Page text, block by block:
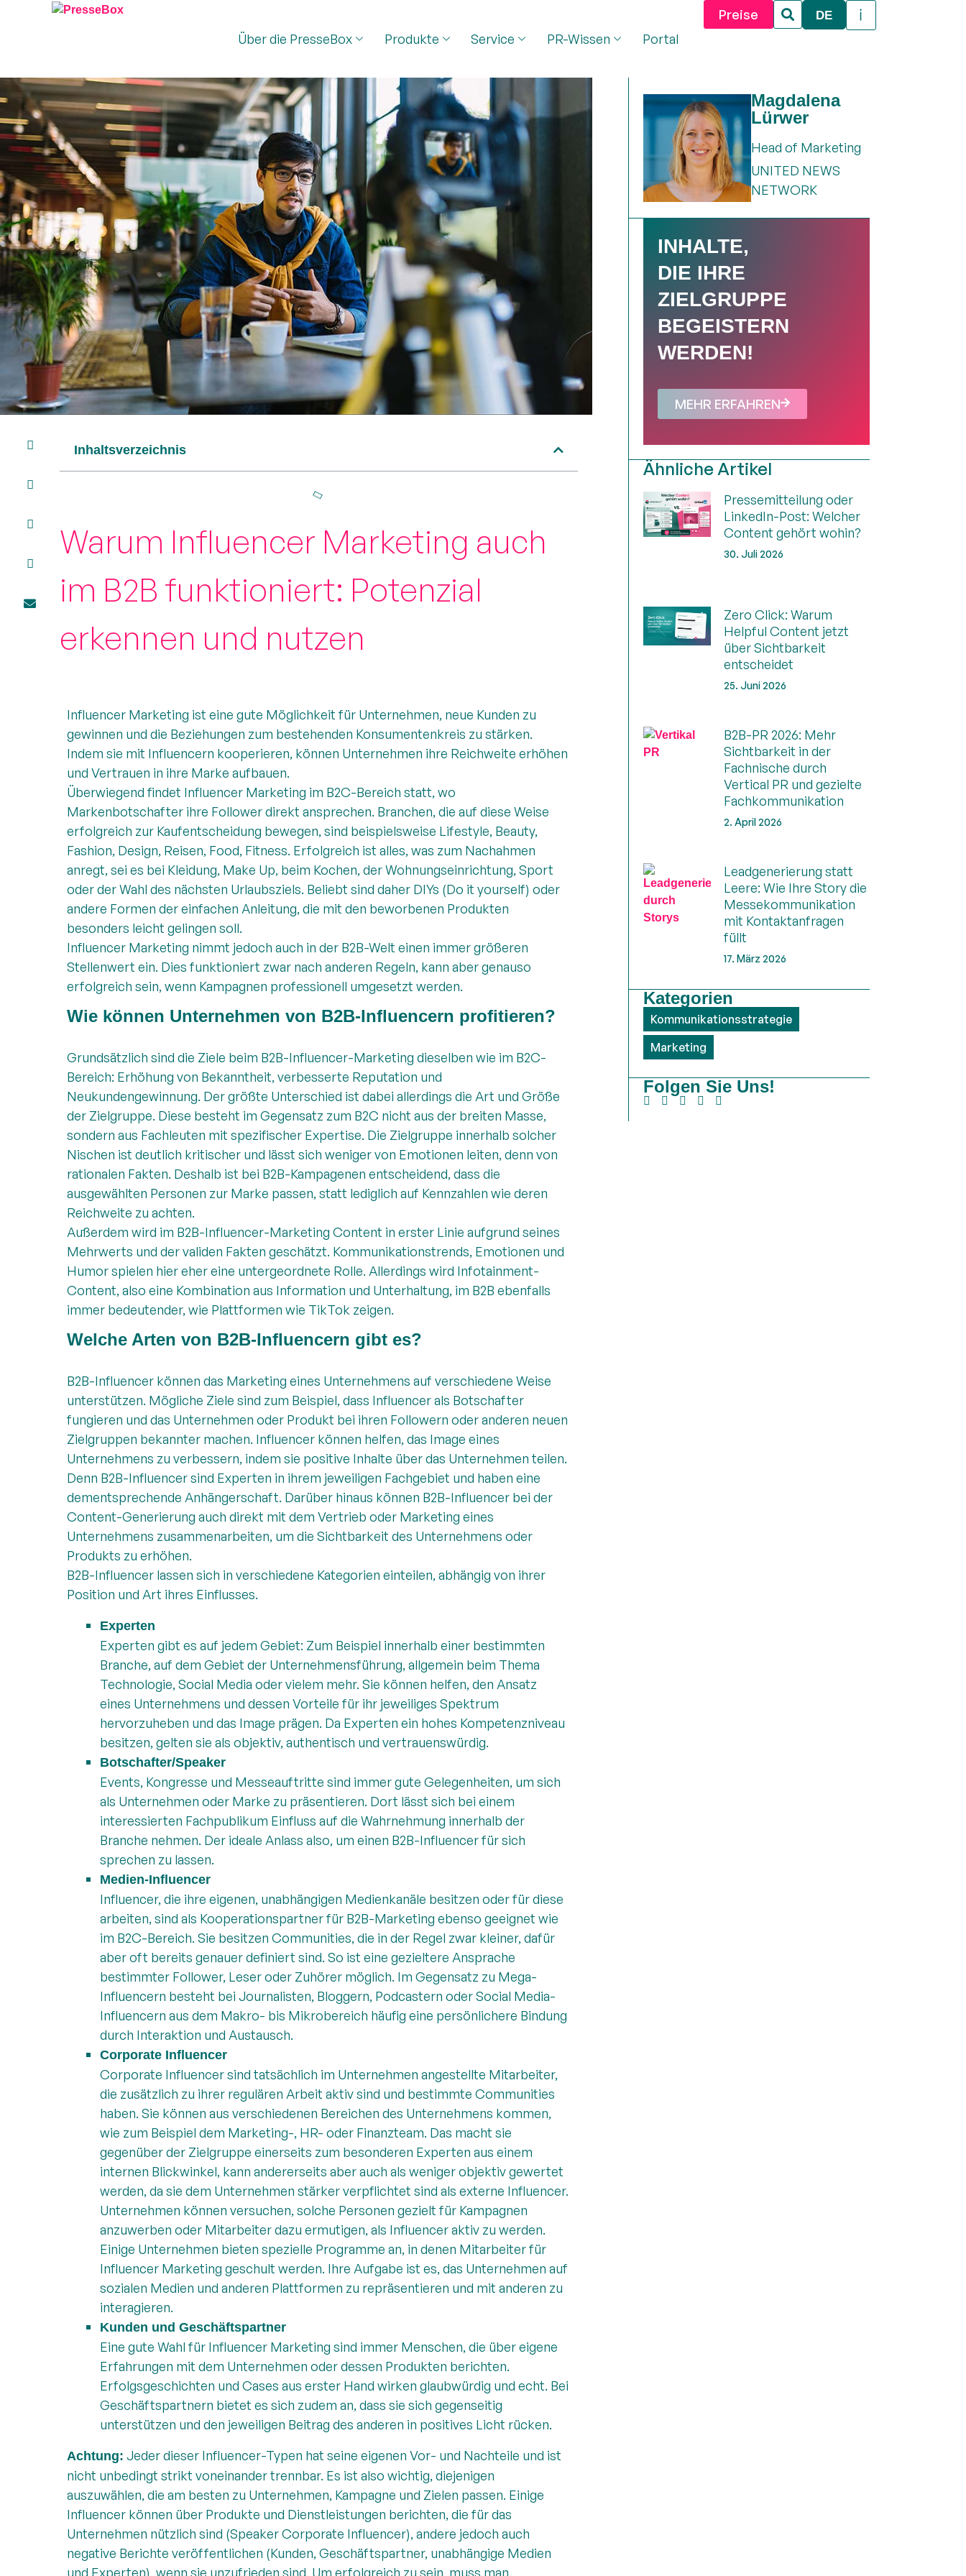
Über die PresseBox Produkte Service PR-Wissen Portal
Preise DE
Inhaltsverzeichnis
Warum Influencer Marketing auch
im B2B funktioniert: Potenzial
erkennen und nutzen
Influencer Marketing ist eine gute Möglichkeit für Unternehmen, neue Kunden zu
gewinnen und die Beziehungen zum bestehenden Konsumentenkreis zu stärken.
Indem sie mit Influencern kooperieren, können Unternehmen ihre Reichweite erhöhen
und Vertrauen in ihre Marke aufbauen.
Überwiegend findet Influencer Marketing im B2C-Bereich statt, wo
Markenbotschafter ihre Follower direkt ansprechen. Branchen, die auf diese Weise
erfolgreich zur Kaufentscheidung bewegen, sind beispielsweise Lifestyle, Beauty,
Fashion, Design, Reisen, Food, Fitness. Erfolgreich ist alles, was zum Nachahmen
anregt, sei es bei Kleidung, Make Up, beim Kochen, der Wohnungseinrichtung, Sport
oder der Wahl des nächsten Urlaubsziels. Beliebt sind daher DIYs (Do it yourself) oder
andere Formen der einfachen Anleitung, die mit den beworbenen Produkten
besonders leicht gelingen soll.
Influencer Marketing nimmt jedoch auch in der B2B-Welt einen immer größeren
Stellenwert ein. Dies funktioniert zwar nach anderen Regeln, kann aber genauso
erfolgreich sein, wenn Kampagnen professionell umgesetzt werden.
Wie können Unternehmen von B2B-Influencern profitieren?
Grundsätzlich sind die Ziele beim B2B-Influencer-Marketing dieselben wie im B2C-
Bereich: Erhöhung von Bekanntheit, verbesserte Reputation und
Neukundengewinnung. Der größte Unterschied ist dabei allerdings die Art und Größe
der Zielgruppe. Diese besteht im Gegensatz zum B2C nicht aus der breiten Masse,
sondern aus Fachleuten mit spezifischer Expertise. Die Zielgruppe innerhalb solcher
Nischen ist deutlich kritischer und lässt sich weniger von Emotionen leiten, denn von
rationalen Fakten. Deshalb ist bei B2B-Kampagenen entscheidend, dass die
ausgewählten Personen zur Marke passen, statt lediglich auf Kennzahlen wie deren
Reichweite zu achten.
Außerdem wird im B2B-Influencer-Marketing Content in erster Linie aufgrund seines
Mehrwerts und der validen Fakten geschätzt. Kommunikationstrends, Emotionen und
Humor spielen hier eher eine untergeordnete Rolle. Allerdings wird Infotainment-
Content, also eine Kombination aus Information und Unterhaltung, im B2B ebenfalls
immer bedeutender, wie Plattformen wie TikTok zeigen.
Welche Arten von B2B-Influencern gibt es?
B2B-Influencer können das Marketing eines Unternehmens auf verschiedene Weise
unterstützen. Mögliche Ziele sind zum Beispiel, dass Influencer als Botschafter
fungieren und das Unternehmen oder Produkt bei ihren Followern oder anderen neuen
Zielgruppen bekannter machen. Influencer können helfen, das Image eines
Unternehmens zu verbessern, indem sie positive Inhalte über das Unternehmen teilen.
Denn B2B-Influencer sind Experten in ihrem jeweiligen Fachgebiet und haben eine
dementsprechende Anhängerschaft. Darüber hinaus können B2B-Influencer bei der
Content-Generierung auch direkt mit dem Vertrieb oder Marketing eines
Unternehmens zusammenarbeiten, um die Sichtbarkeit des Unternehmens oder
Produkts zu erhöhen.
B2B-Influencer lassen sich in verschiedene Kategorien einteilen, abhängig von ihrer
Position und Art ihres Einflusses.
Experten
Experten gibt es auf jedem Gebiet: Zum Beispiel innerhalb einer bestimmten
Branche, auf dem Gebiet der Unternehmensführung, allgemein beim Thema
Technologie, Social Media oder vielem mehr. Sie können helfen, den Ansatz
eines Unternehmens und dessen Vorteile für ihr jeweiliges Spektrum
hervorzuheben und das Image prägen. Da Experten ein hohes Kompetenzniveau
besitzen, gelten sie als objektiv, authentisch und vertrauenswürdig.
Botschafter/Speaker
Events, Kongresse und Messeauftritte sind immer gute Gelegenheiten, um sich
als Unternehmen oder Marke zu präsentieren. Dort lässt sich bei einem
interessierten Fachpublikum Einfluss auf die Wahrnehmung innerhalb der
Branche nehmen. Der ideale Anlass also, um einen B2B-Influencer für sich
sprechen zu lassen.
Medien-Influencer
Influencer, die ihre eigenen, unabhängigen Medienkanäle besitzen oder für diese
arbeiten, sind als Kooperationspartner für B2B-Marketing ebenso geeignet wie
im B2C-Bereich. Sie besitzen Communities, die in der Regel zwar kleiner, dafür
aber oft bereits genauer definiert sind. So ist eine gezieltere Ansprache
bestimmter Follower, Leser oder Zuhörer möglich. Im Gegensatz zu Mega-
Influencern besteht bei Journalisten, Bloggern, Podcastern oder Social Media-
Influencern aus dem Makro- bis Mikrobereich häufig eine persönlichere Bindung
durch Interaktion und Austausch.
Corporate Influencer
Corporate Influencer sind tatsächlich im Unternehmen angestellte Mitarbeiter,
die zusätzlich zu ihrer regulären Arbeit aktiv sind und bestimmte Communities
haben. Sie können aus verschiedenen Bereichen des Unternehmens kommen,
wie zum Beispiel dem Marketing-, HR- oder Finanzteam. Das macht sie
gegenüber der Zielgruppe einerseits zum besonderen Experten aus einem
internen Blickwinkel, kann andererseits aber auch als weniger objektiv gewertet
werden, da sie dem Unternehmen stärker verpflichtet sind als externe Influencer.
Unternehmen können versuchen, solche Personen gezielt für Kampagnen
anzuwerben oder Mitarbeiter dazu ermutigen, als Influencer aktiv zu werden.
Einige Unternehmen bieten spezielle Programme an, in denen Mitarbeiter für
Influencer Marketing geschult werden. Ihre Aufgabe ist es, das Unternehmen auf
sozialen Medien und anderen Plattformen zu repräsentieren und mit anderen zu
interagieren.
Kunden und Geschäftspartner
Eine gute Wahl für Influencer Marketing sind immer Menschen, die über eigene
Erfahrungen mit dem Unternehmen oder dessen Produkten berichten.
Erfolgsgeschichten und Cases aus erster Hand wirken glaubwürdig und echt. Bei
Geschäftspartnern bietet es sich zudem an, dass sie sich gegenseitig
unterstützen und den jeweiligen Beitrag des anderen in positives Licht rücken.
Achtung: Jeder dieser Influencer-Typen hat seine eigenen Vor- und Nachteile und ist
nicht unbedingt strikt voneinander trennbar. Es ist also wichtig, diejenigen
auszuwählen, die am besten zu Unternehmen, Kampagne und Zielen passen. Einige
Influencer können über Produkte und Dienstleistungen berichten, die für das
Unternehmen nützlich sind (Speaker Corporate Influencer), andere jedoch auch
negative Berichte veröffentlichen (Kunden, Geschäftspartner, unabhängige Medien
und Experten), wenn sie unzufrieden sind. Um erfolgreich zu sein, muss man
Magdalena
Lürwer
Head of Marketing
UNITED NEWS
NETWORK
INHALTE,
DIE IHRE
ZIELGRUPPE
BEGEISTERN
WERDEN!
MEHR ERFAHREN
Ähnliche Artikel
Pressemitteilung oder
LinkedIn-Post: Welcher
Content gehört wohin?
30. Juli 2026
Zero Click: Warum
Helpful Content jetzt
über Sichtbarkeit
entscheidet
25. Juni 2026
B2B-PR 2026: Mehr
Sichtbarkeit in der
Fachnische durch
Vertical PR und gezielte
Fachkommunikation
2. April 2026
Leadgenerierung statt
Leere: Wie Ihre Story die
Messekommunikation
mit Kontaktanfragen
füllt
17. März 2026
Kategorien
Kommunikationsstrategie
Marketing
Folgen Sie Uns!